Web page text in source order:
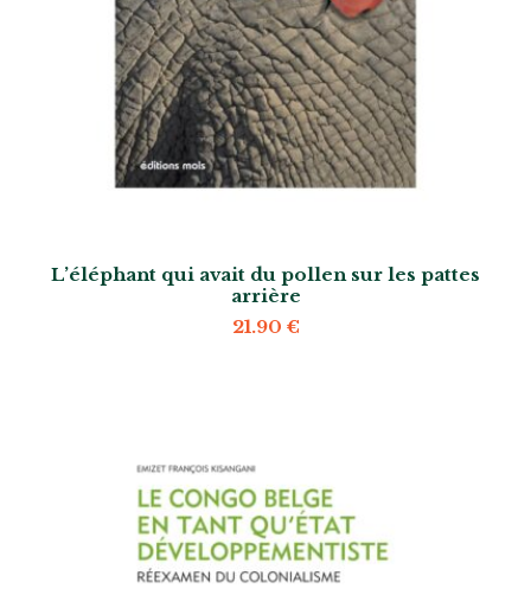
L’éléphant qui avait du pollen sur les pattes
arrière
21.90 €